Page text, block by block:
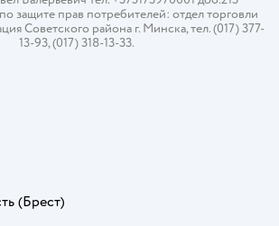
защите прав потребителей: отдел торговли
Советского района г. Минска, тел. (017) 377-
13-93, (017) 318-13-33.
(Брест)